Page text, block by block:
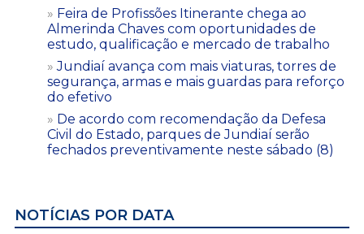
Feira de Profissões Itinerante chega ao
Almerinda Chaves com oportunidades de
estudo, qualificação e mercado de trabalho
Jundiaí avança com mais viaturas, torres de
segurança, armas e mais guardas para reforço
do efetivo
De acordo com recomendação da Defesa
Civil do Estado, parques de Jundiaí serão
fechados preventivamente neste sábado (8)
NOTÍCIAS POR DATA